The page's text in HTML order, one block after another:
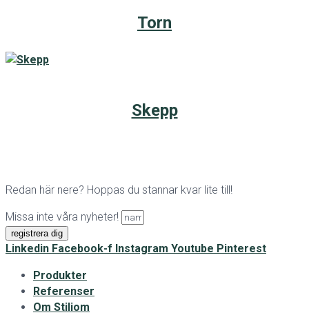
Torn
Skepp
Redan här nere? Hoppas du stannar kvar lite till!
Missa inte våra nyheter!
registrera dig
Linkedin Facebook-f Instagram Youtube Pinterest
Produkter
Referenser
Om Stiliom